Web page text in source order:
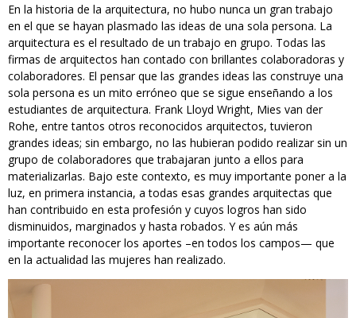
En la historia de la arquitectura, no hubo nunca un gran trabajo
en el que se hayan plasmado las ideas de una sola persona. La
arquitectura es el resultado de un trabajo en grupo. Todas las
firmas de arquitectos han contado con brillantes colaboradoras y
colaboradores. El pensar que las grandes ideas las construye una
sola persona es un mito erróneo que se sigue enseñando a los
estudiantes de arquitectura. Frank Lloyd Wright, Mies van der
Rohe, entre tantos otros reconocidos arquitectos, tuvieron
grandes ideas; sin embargo, no las hubieran podido realizar sin un
grupo de colaboradores que trabajaran junto a ellos para
materializarlas. Bajo este contexto, es muy importante poner a la
luz, en primera instancia, a todas esas grandes arquitectas que
han contribuido en esta profesión y cuyos logros han sido
disminuidos, marginados y hasta robados. Y es aún más
importante reconocer los aportes –en todos los campos— que
en la actualidad las mujeres han realizado.